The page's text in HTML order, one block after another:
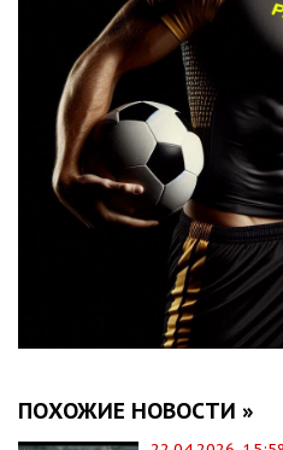
ПОХОЖИЕ НОВОСТИ »